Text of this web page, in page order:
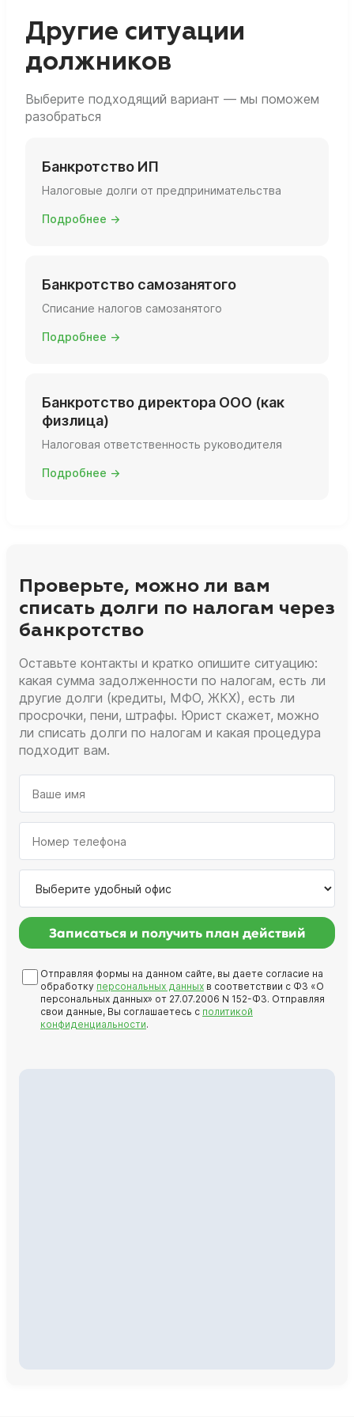
операции и не пытаться «подчистить
следы» перед подачей заявления.
Другие ситуации
должников
Выберите подходящий вариант — мы поможем
разобраться
Банкротство ИП
Налоговые долги от предпринимательства
Подробнее →
Банкротство самозанятого
Списание налогов самозанятого
Подробнее →
Банкротство директора ООО (как
физлица)
Налоговая ответственность руководителя
Подробнее →
Проверьте, можно ли вам
списать долги по налогам через
банкротство
Оставьте контакты и кратко опишите ситуацию:
какая сумма задолженности по налогам, есть ли
другие долги (кредиты, МФО, ЖКХ), есть ли
просрочки, пени, штрафы. Юрист скажет, можно
ли списать долги по налогам и какая процедура
подходит вам.
Записаться и получить план действий
Отправляя формы на данном сайте, вы даете согласие на
обработку персональных данных в соответствии с ФЗ «О
персональных данных» от 27.07.2006 N 152-ФЗ. Отправляя
свои данные, Вы соглашаетесь с политикой
конфиденциальности.